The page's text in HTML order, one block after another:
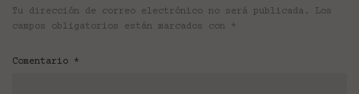
Tu dirección de correo electrónico no será publicada.
Los
campos obligatorios están marcados con *
Comentario *